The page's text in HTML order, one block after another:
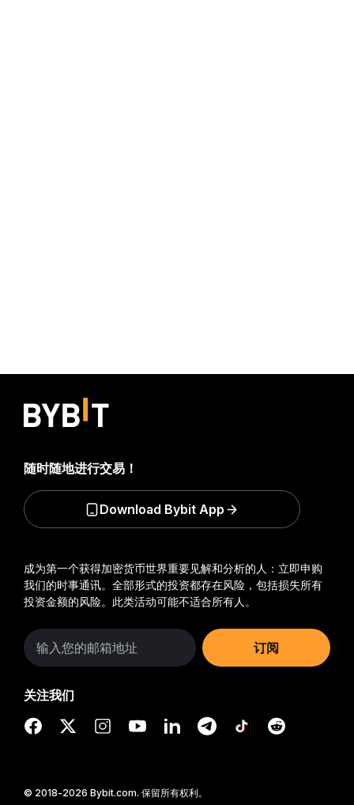
成为第一个获得加密货币世界重要见解和分析的人：立即申购
我们的时事通讯。 全部形式的投资都存在风险，包括损失所有
投资金额的风险。此类活动可能不适合所有人。
订阅
关注我们
© 2018-2026 Bybit.com. 保留所有权利。
随时随地进行交易！
Download Bybit App